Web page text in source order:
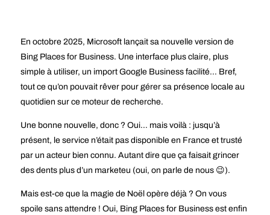
En octobre 2025, Microsoft lançait sa nouvelle version de
Bing Places for Business. Une interface plus claire, plus
simple à utiliser, un import Google Business facilité… Bref,
tout ce qu’on pouvait rêver pour gérer sa présence locale au
quotidien sur ce moteur de recherche.
Une bonne nouvelle, donc ? Oui… mais voilà : jusqu’à
présent, le service n’était pas disponible en France et trusté
par un acteur bien connu. Autant dire que ça faisait grincer
des dents plus d’un marketeu (oui, on parle de nous 😉).
Mais est-ce que la magie de Noël opère déjà ? On vous
spoile sans attendre ! Oui, Bing Places for Business est enfin